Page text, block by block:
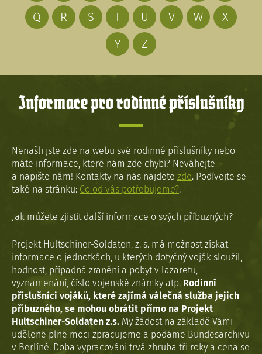
Q
R S T U V W
X
Y
Z
Informace pro rodinné příslušníky
Nenašli jste zde na webu své rodinné příslušníky nebo
máte informace, které nám zde chybí? Neváhejte
a napište nám! Kontakty na nás najdete zde. Podívejte se
také na stránku: Co od vás potřebujeme?.
Jak můžete zjistit další informace o svých příbuzných?
Projekt Hultschiner-Soldaten, z. s. má možnost získat
informace o jednotkách, u kterých dotyčný voják sloužil,
hodnost, případná zranění a pobyt v lazaretu,
vyznamenání, číslo vojenské známky atp. Rodinní
příslušníci vojáků, které zajímá válečná služba jejich
příbuzného, se mohou obrátit přímo na Projekt
Hultschiner-Soldaten z.s. My žádost na základě Vámi
udělené plné moci zpracujeme a podáme Bundesarchivu
v Berlíně. Doba vypracováni trvá zhruba tři roky a cena se